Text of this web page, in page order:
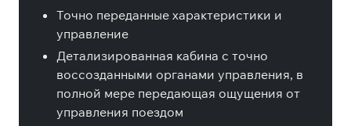
Точно переданные характеристики и
управление
Детализированная кабина с точно
воссозданными органами управления, в
полной мере передающая ощущения от
управления поездом